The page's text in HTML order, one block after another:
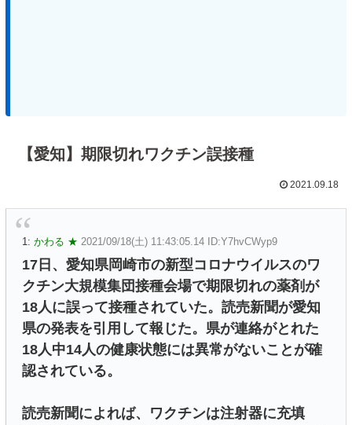
【愛知】期限切れワクチン誤接種
2021.09.18
1: かわる ★ 2021/09/18(土) 11:43:05.14 ID:Y7hvCWyp9
17日、愛知県岡崎市の新型コロナウイルスのワ
クチン大規模集団接種会場で期限切れの薬剤が
18人に誤って接種されていた。読売新聞が愛知
県の発表を引用して報じた。県が連絡がとれた
18人中14人の健康状態には異常がないことが確
認されている。
読売新聞によれば、ワクチンは注射器に充填